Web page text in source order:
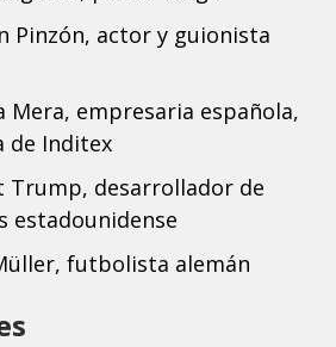
Pinzón, actor y guionista
Mera, empresaria española,
de Inditex
Trump, desarrollador de
estadounidense
futbolista alemán